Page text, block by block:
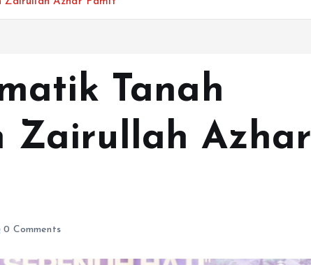
Tanah
Zairullah Azhar
0 Comments